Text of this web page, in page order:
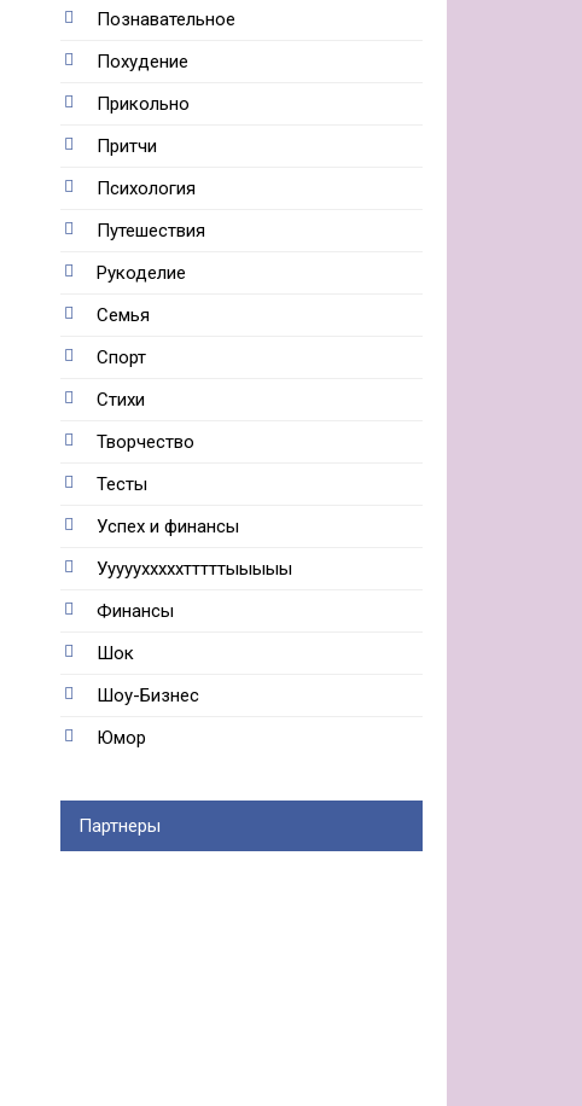
Познавательное
Похудение
Прикольно
Притчи
Психология
Путешествия
Рукоделие
Семья
Спорт
Стихи
Творчество
Тесты
Успех и финансы
Ууууухххххтттттыыыыы
Финансы
Шок
Шоу-Бизнес
Юмор
Партнеры